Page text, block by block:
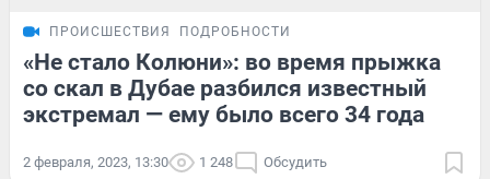
ПРОИСШЕСТВИЯ ПОДРОБНОСТИ
«Не стало Колюни»: во время прыжка
со скал в Дубае разбился известный
экстремал — ему было всего 34 года
2 февраля, 2023, 13:30 1 248 Обсудить